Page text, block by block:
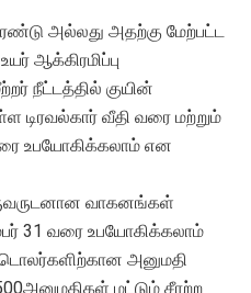
அல்லது அதற்கு மேற்பட்ட
ஆக்கிரமிப்பு
நீட்டத்தில் குயின்
டிரவல்கார் வீதி வரை மற்றும்
உபயோகிக்கலாம் என
வாகனங்கள்
31 வரை உபயோகிக்கலாம்
அனுமதி
மட்டும் சீரற்ற